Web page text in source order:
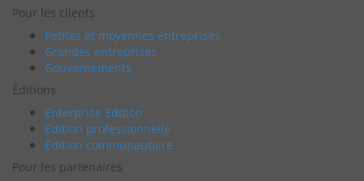
Pour les clients
Petites et moyennes entreprises
Grandes entreprises
Gouvernements
Éditions
Enterprise Edition
Edition professionnelle
Édition communautaire
Pour les partenaires